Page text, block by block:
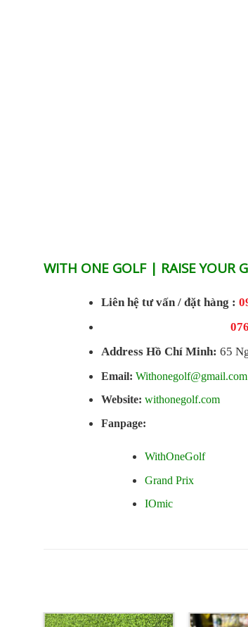
WITH ONE GOLF | RAISE YOUR
Liên hệ tư vấn / đặt hàng :
Address Hồ Chí Minh: 65
Email: Withonegolf@gmail.com
Website: withonegolf.com
Fanpage:
WithOneGolf
Grand Prix
IOmic